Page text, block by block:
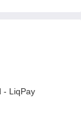
- LiqPay